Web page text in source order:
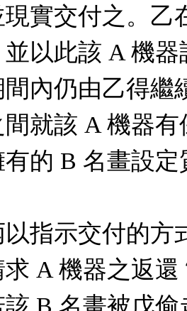
實交付之。乙
以此該 A 機
內仍由乙得繼
就該 A 機器
的 B 名畫設
以指示交付的
A 機器之返還
該 B 名畫被戊